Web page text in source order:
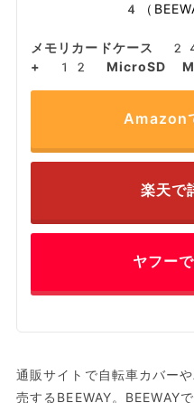
メモリカードケ
+ 12 MicroSD
Amazon
楽天で
ヤフー
通販サイトで自転車カバー
売するBEEWAY。BEEWAY